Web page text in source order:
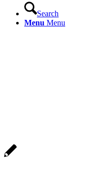
Search
Menu Menu